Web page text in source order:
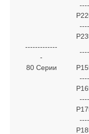
-------------
-
80 Серии